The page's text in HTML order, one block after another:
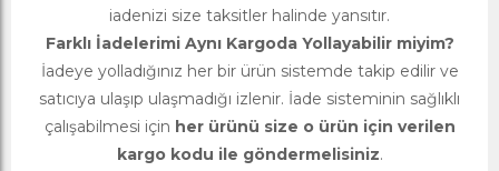
iadenizi size taksitler halinde yansıtır.
Farklı İadelerimi Aynı Kargoda Yollayabilir miyim?
İadeye yolladığınız her bir ürün sistemde takip edilir ve
satıcıya ulaşıp ulaşmadığı izlenir. İade sisteminin sağlıklı
çalışabilmesi için her ürünü size o ürün için verilen
kargo kodu ile göndermelisiniz.